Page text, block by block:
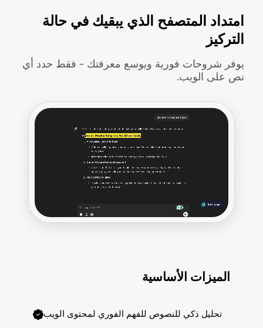
امتداد المتصفح الذي يبقيك في حالة
التركيز
يوفر شروحات فورية ويوسع معرفتك - فقط حدد أي
نص على الويب.
الميزات الأساسية
تحليل ذكي للنصوص للفهم الفوري لمحتوى الويب